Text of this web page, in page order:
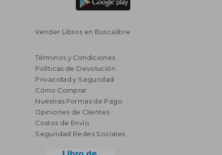
Vender Libros en Buscalibre
Términos y Condiciones
Políticas de Devolución
Privacidad y Seguridad
Cómo Comprar
Nuestras Formas de Pago
Opiniones de Clientes
Costos de Envío
Seguridad Redes Sociales